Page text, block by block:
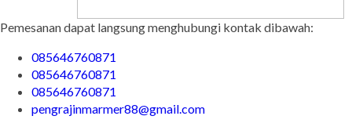
Pemesanan dapat langsung menghubungi kontak dibawah:
085646760871
085646760871
085646760871
pengrajinmarmer88@gmail.com